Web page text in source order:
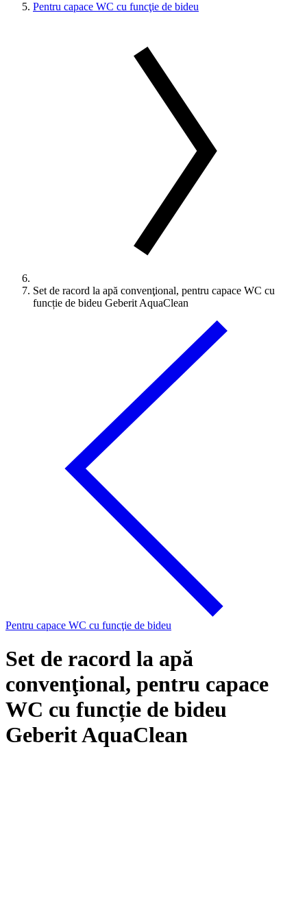
Pentru capace WC cu funcţie de bideu
Set de racord la apă convenţional, pentru capace WC cu
funcție de bideu Geberit AquaClean
Pentru capace WC cu funcţie de bideu
Set de racord la apă
convenţional, pentru capace
WC cu funcție de bideu
Geberit AquaClean